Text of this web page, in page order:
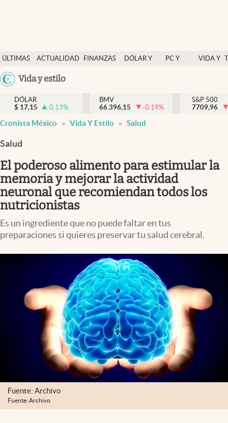
ÚLTIMAS
NOTICIAS
ACTUALIDAD
FINANZAS
DÓLAR Y
PC Y
VIDA Y
México
Vida y estilo
Actualidad
Finanzas y economía
Dólar y mercados
Pc y celular
Vida y estilo
Clima
Espiritualidad
abre en nueva pestaña
DÓLAR
$ 17,15 0.13%
BMV
66.396,15
-0.19%
S&P 500
7709,96
Cronista México Vida Y Estilo Salud
Salud
El poderoso alimento para estimular la
memoria y mejorar la actividad
neuronal que recomiendan todos los
nutricionistas
Es un ingrediente que no puede faltar en tus
preparaciones si quieres preservar tu salud cerebral.
Fuente: Archivo
Fuente: Archivo